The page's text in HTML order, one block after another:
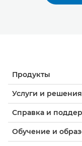
Продукты
Услуги и решения
Справка и
Обучение и